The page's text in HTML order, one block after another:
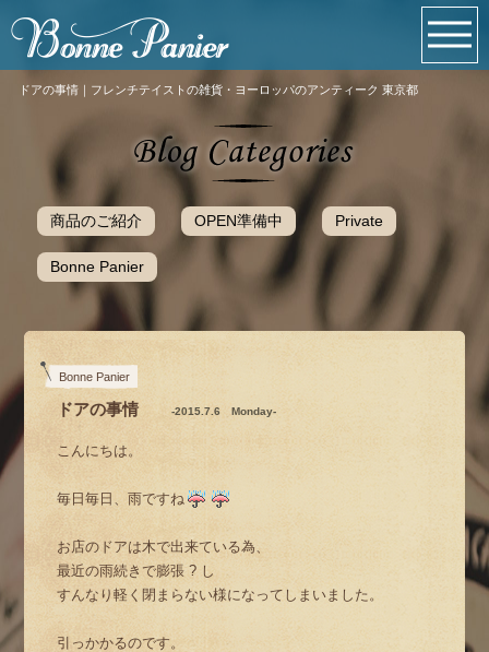
ドアの事情｜フレンチテイストの雑貨・ヨーロッパのアンティーク 東京都
商品のご紹介 OPEN準備中 Private
Bonne Panier
Bonne Panier
ドアの事情 -2015.7.6 Monday-
こんにちは。
毎日毎日、雨ですね
お店のドアは木で出来ている為、
最近の雨続きで膨張 ? し
すんなり軽く閉まらない様になってしまいました。
引っかかるのです。